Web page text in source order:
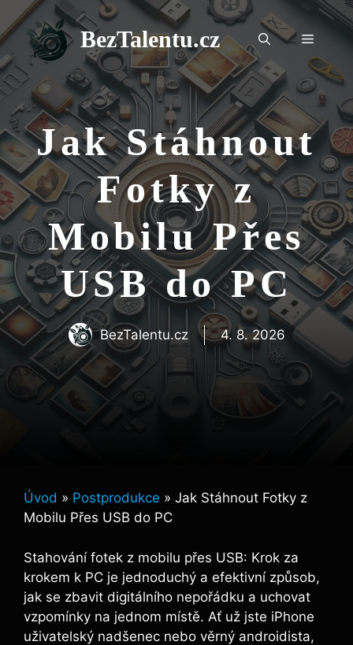
Přeskočit
na
obsah
BezTalentu.cz Menu
Jak Stáhnout
Fotky z
Mobilu Přes
USB do PC
BezTalentu.cz 4. 8. 2026
Úvod » Postprodukce » Jak Stáhnout Fotky z
Mobilu Přes USB do PC
Stahování fotek z mobilu přes USB: Krok za
krokem k PC je jednoduchý a efektivní způsob,
jak se zbavit digitálního nepořádku a uchovat
vzpomínky na jednom místě. Ať už jste iPhone
uživatelský nadšenec nebo věrný androidista,